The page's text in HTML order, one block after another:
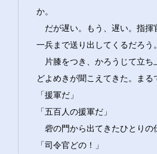
か。
だが遅い。もう、遅い。指揮
一兵まで送り出してくるだろう
片膝をつき、かろうじて立ち
どよめきが聞こえてきた。まる
「援軍だ」
「五百人の援軍だ」
砦の門から出てきたひとりの
「司令官どの！」